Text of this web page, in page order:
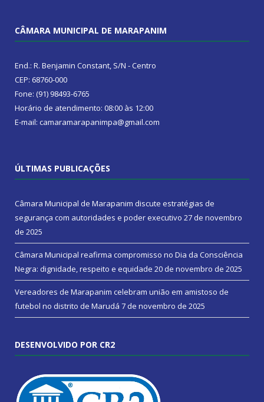
CÂMARA MUNICIPAL DE MARAPANIM
End.: R. Benjamin Constant, S/N - Centro
CEP: 68760-000
Fone: (91) 98493-6765
Horário de atendimento: 08:00 às 12:00
E-mail: camaramarapanimpa@gmail.com
ÚLTIMAS PUBLICAÇÕES
Câmara Municipal de Marapanim discute estratégias de
segurança com autoridades e poder executivo 27 de novembro
de 2025
Câmara Municipal reafirma compromisso no Dia da Consciência
Negra: dignidade, respeito e equidade 20 de novembro de 2025
Vereadores de Marapanim celebram união em amistoso de
futebol no distrito de Marudá 7 de novembro de 2025
DESENVOLVIDO POR CR2